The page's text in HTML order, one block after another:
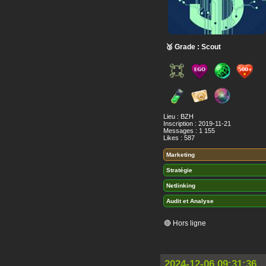
🥉 Grade : Scout
Lieu : BZH
Inscription : 2019-11-21
Messages : 1 155
Likes : 587
Marketing
Stratégie
Netlinking
Audit et Analyse
🔴 Hors ligne